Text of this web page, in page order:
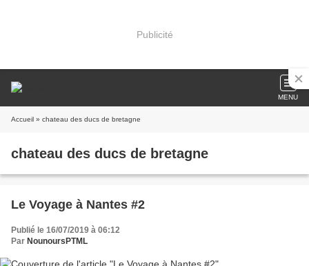
Publicité
MENU
Accueil » chateau des ducs de bretagne
chateau des ducs de bretagne
Le Voyage à Nantes #2
Publié le 16/07/2019 à 06:12
Par NounoursPTML